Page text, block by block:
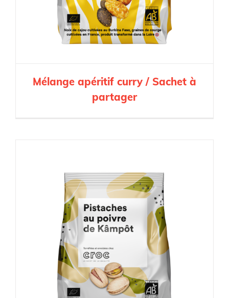
Mélange apéritif curry / Sachet à
partager